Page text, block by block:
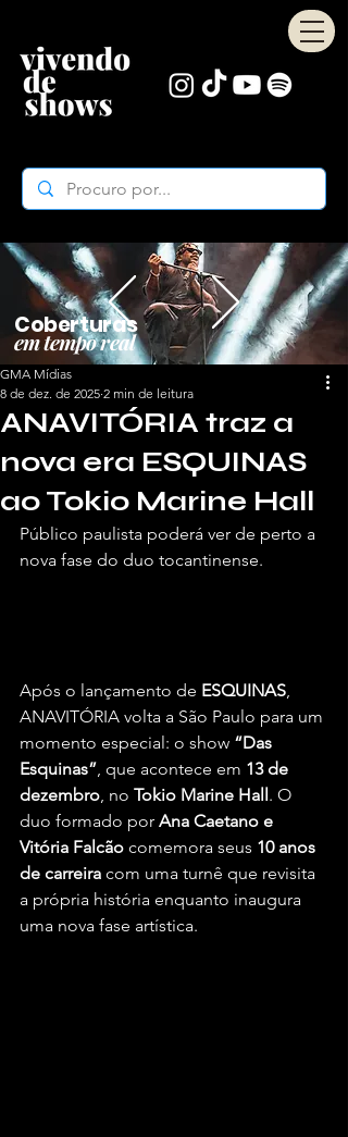
Coberturas
em tempo real
ANAVITÓRIA traz a
nova era ESQUINAS
ao Tokio Marine Hall
GMA Mídias
8 de dez. de 2025 2 min de leitura
Público paulista poderá ver de perto a
nova fase do duo tocantinense.
Após o lançamento de ESQUINAS,
ANAVITÓRIA volta a São Paulo para um
momento especial: o show “Das
Esquinas”, que acontece em 13 de
dezembro, no Tokio Marine Hall. O
duo formado por Ana Caetano e
Vitória Falcão comemora seus 10 anos
de carreira com uma turnê que revisita
a própria história enquanto inaugura
uma nova fase artística.